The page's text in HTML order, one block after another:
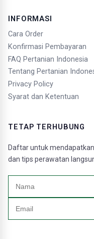
INFORMASI
Cara Order
Konfirmasi Pembayaran
FAQ Pertanian Indonesia
Tentang Pertanian
Privacy Policy
Syarat dan Ketentuan
TETAP TERHUBUNG
Daftar untuk
dan tips perawatan